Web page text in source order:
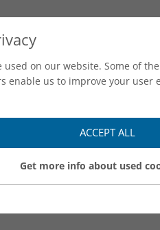
Falsches Üben von
used on our website. Some of
enable us to improve your user
ACCEPT ALL
Get more info about used